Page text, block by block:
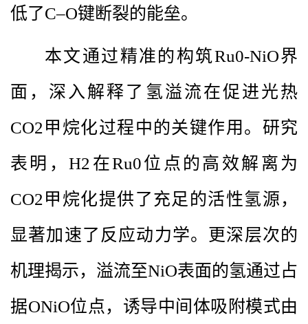
低了C–O键断裂的能垒。
本文通过精准的构筑Ru0-NiO界
面，深入解释了氢溢流在促进光热
CO2甲烷化过程中的关键作用。研究
表明，H2在Ru0位点的高效解离为
CO2甲烷化提供了充足的活性氢源，
显著加速了反应动力学。更深层次的
机理揭示，溢流至NiO表面的氢通过占
据ONiO位点，诱导中间体吸附模式由